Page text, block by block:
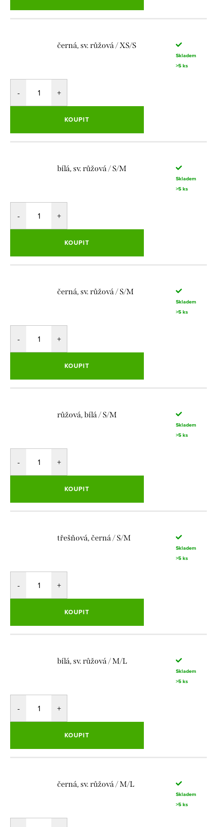
černá, sv. růžová / XS/S
Skladem
>5 ks
KOUPIT
bílá, sv. růžová / S/M
Skladem
>5 ks
KOUPIT
černá, sv. růžová / S/M
Skladem
>5 ks
KOUPIT
růžová, bílá / S/M
Skladem
>5 ks
KOUPIT
třešňová, černá / S/M
Skladem
>5 ks
KOUPIT
bílá, sv. růžová / M/L
Skladem
>5 ks
KOUPIT
černá, sv. růžová / M/L
Skladem
>5 ks